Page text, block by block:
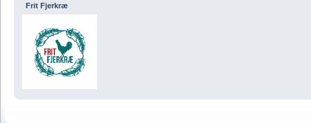
Frit Fjerkræ